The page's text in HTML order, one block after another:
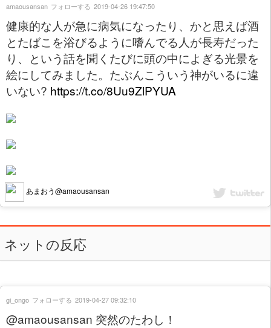
健康的な人が急に病気になったり、かと思えば酒
とたばこを浴びるように嗜んでる人が長寿だった
り、という話を聞くたびに頭の中によぎる光景を
絵にしてみました。たぶんこういう神がいるに違
いない? https://t.co/8Uu9ZlPYUA
あまおう@amaousansan
amaousansan フォローする 2019-04-26 19:47:50
ネットの反応
@amaousansan 突然のたわし！
gi_ongo フォローする 2019-04-27 09:32:10